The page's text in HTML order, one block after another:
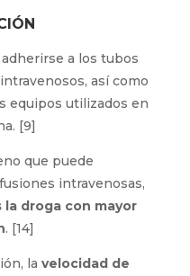
a los tubos
así como
equipos utilizados en
[9]
que puede
intravenosas,
la droga con mayor
. [14]
la velocidad de